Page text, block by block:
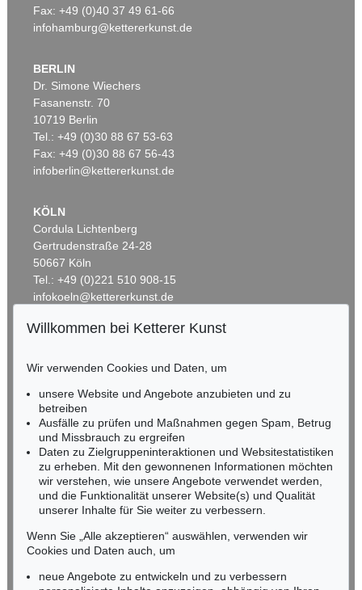
ARNULF RAINER
Horizontalgestaltung, 1951
Ergebnis:€ 168.750
Auktion 606 - Lot 6
, 1956
Ergebnis:€ 154.800
Auktion 545 - Lot 59
Übermalung
Ergebnis:
Auktion 420 - Lot 827
ARNULF RAINER
Schwarze Übermalung, 1961
ARNULF RAINER
Fax: +49 (0)40 37 49 61-66
infohamburg@kettererkunst.de
BERLIN
Dr. Simone Wiechers
Fasanenstr. 70
10719 Berlin
Tel.: +49 (0)30 88 67 53-63
Fax: +49 (0)30 88 67 56-43
infoberlin@kettererkunst.de
KÖLN
Cordula Lichtenberg
Gertrudenstraße 24-28
50667 Köln
Tel.: +49 (0)221 510 908-15
infokoeln@kettererkunst.de
RHEINLAND-PFALZ
Miriam Heß
Tel.: +49 (0)62 21 58 80-038
Fax: +49 (0)62 21 58 80-595
infoheidelberg@kettererkunst.de
NORDDEUTSCHLAND
Nico Kassel, M.A.
Tel.: +49 (0)89 55244-164
Mobil: +49 (0)171 8618661
n.kassel@kettererkunst.de
Willkommen bei Ketterer Kunst
Wir verwenden Cookies und Daten, um
unsere Website und Angebote anzubieten und zu
betreiben
Ausfälle zu prüfen und Maßnahmen gegen Spam, Betrug
und Missbrauch zu ergreifen
Daten zu Zielgruppeninteraktionen und Websitestatistiken
zu erheben. Mit den gewonnenen Informationen möchten
wir verstehen, wie unsere Angebote verwendet werden,
und die Funktionalität unserer Website(s) und Qualität
unserer Inhalte für Sie weiter zu verbessern.
Wenn Sie „Alle akzeptieren“ auswählen, verwenden wir
Cookies und Daten auch, um
neue Angebote zu entwickeln und zu verbessern